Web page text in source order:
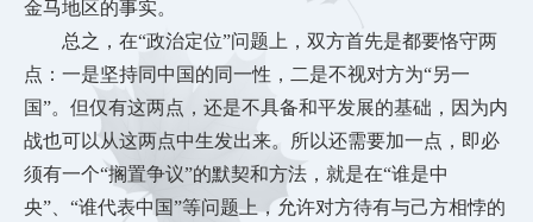
金马地区的事实。
总之，在“政治定位”问题上，双方首先是都要恪守两
点：一是坚持同中国的同一性，二是不视对方为“另一
国”。但仅有这两点，还是不具备和平发展的基础，因为内
战也可以从这两点中生发出来。所以还需要加一点，即必
须有一个“搁置争议”的默契和方法，就是在“谁是中
央”、“谁代表中国”等问题上，允许对方待有与己方相悖的